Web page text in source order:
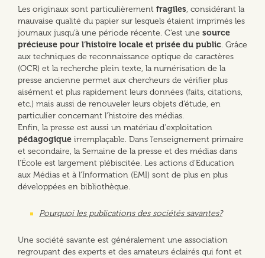
Les originaux sont particulièrement fragiles, considérant la
mauvaise qualité du papier sur lesquels étaient imprimés les
journaux jusqu’à une période récente. C’est une source
précieuse pour l’histoire locale et prisée du public. Grâce
aux techniques de reconnaissance optique de caractères
(OCR) et la recherche plein texte, la numérisation de la
presse ancienne permet aux chercheurs de vérifier plus
aisément et plus rapidement leurs données (faits, citations,
etc.) mais aussi de renouveler leurs objets d’étude, en
particulier concernant l'histoire des médias.
Enfin, la presse est aussi un matériau d'exploitation
pédagogique irremplaçable. Dans l’enseignement primaire
et secondaire, la Semaine de la presse et des médias dans
l'École est largement plébiscitée. Les actions d’Education
aux Médias et à l’Information (EMI) sont de plus en plus
développées en bibliothèque.
Pourquoi les publications des sociétés savantes?
Une société savante est généralement une association
regroupant des experts et des amateurs éclairés qui font et